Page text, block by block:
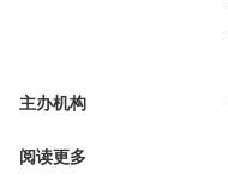
主办机构
阅读更多